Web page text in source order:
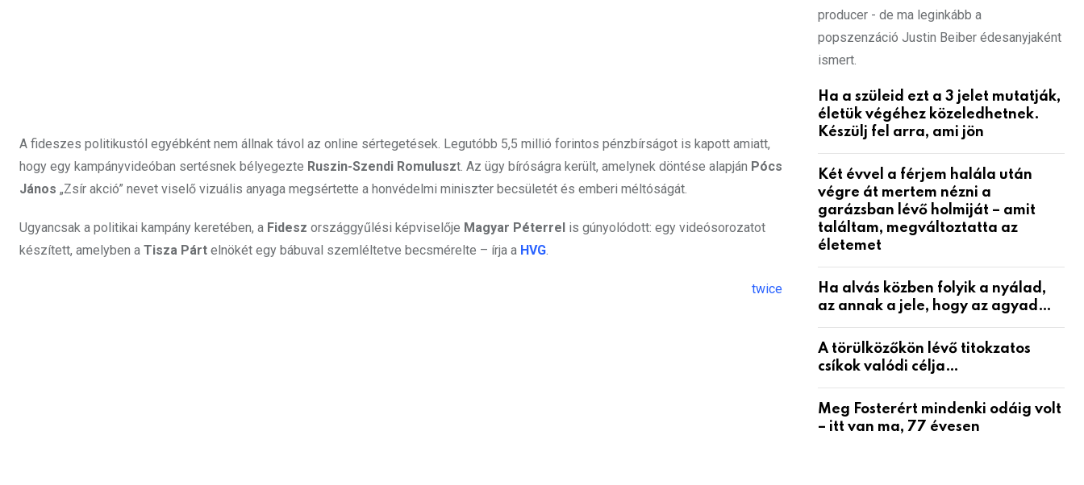
A fideszes politikustól egyébként nem állnak távol az online sértegetések. Legutóbb 5,5 millió forintos pénzbírságot is kapott amiatt,
hogy egy kampányvideóban sertésnek bélyegezte Ruszin-Szendi Romuluszt. Az ügy bíróságra került, amelynek döntése alapján Pócs
János „Zsír akció” nevet viselő vizuális anyaga megsértette a honvédelmi miniszter becsületét és emberi méltóságát.
Ugyancsak a politikai kampány keretében, a Fidesz országgyűlési képviselője Magyar Péterrel is gúnyolódott: egy videósorozatot
készített, amelyben a Tisza Párt elnökét egy bábuval szemléltetve becsmérelte – írja a HVG
twice
producer - de ma leginkább a
popszenzáció Justin Beiber édesanyjaként
ismert.
Ha a szüleid ezt a 3 jelet mutatják,
életük végéhez közeledhetnek.
Készülj fel arra, ami jön
Két évvel a férjem halála után
végre át mertem nézni a
garázsban lévő holmiját – amit
találtam, megváltoztatta az
életemet
Ha alvás közben folyik a nyálad,
az annak a jele, hogy az agyad…
A törülközőkön lévő titokzatos
csíkok valódi célja…
Meg Fosterért mindenki odáig volt
– itt van ma, 77 évesen